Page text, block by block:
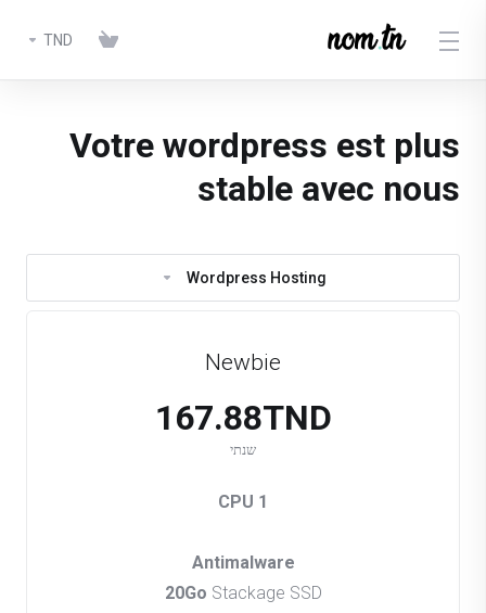
TND
Votre wordpress est plus
stable avec nous
Wordpress Hosting
Newbie
167.88TND
שנתי
1 CPU
Antimalware
20Go Stackage SSD